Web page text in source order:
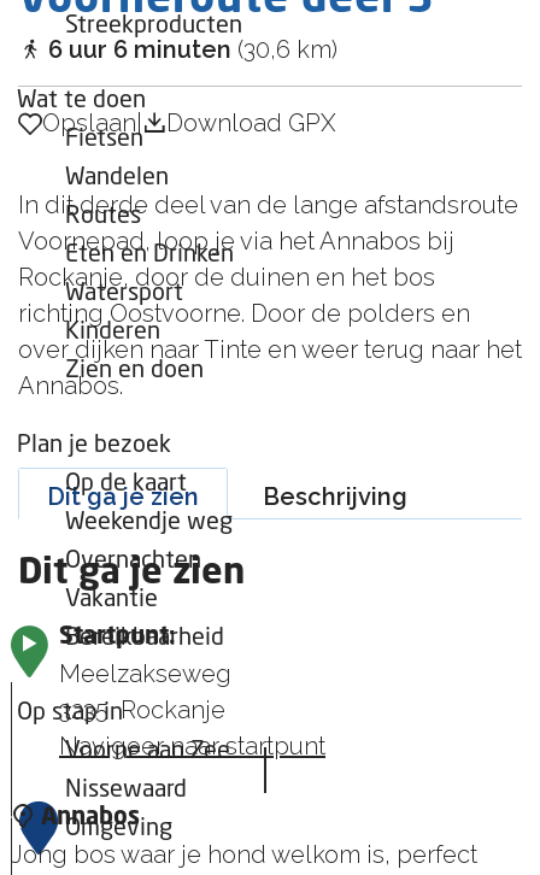
e
p
a
g
Streekproducten
Wat te doen
Fietsen
Wandelen
Routes
Eten en Drinken
Watersport
Kinderen
Zien en doen
Plan je bezoek
Op de kaart
Weekendje weg
Overnachten
Vakantie
Bereikbaarheid
Op stap in
Voorne aan Zee
Nissewaard
Omgeving
s
s
k
s
a
r
e
a
h
C
l
u
b
r
e
e
d
e
W
a
t
e
r
r
u
m
T
e
l
l
a
p
l
i
l
D
e
M
e
d
r
n
6 uur 6 minuten (30,6 km)
Opslaan
Opslaan Download GPX
In dit derde deel van de lange afstandsroute
Voornepad, loop je via het Annabos bij
Rockanje, door de duinen en het bos
richting Oostvoorne. Door de polders en
over dijken naar Tinte en weer terug naar het
Annabos.
Dit ga je zien Beschrijving
Dit ga je zien
Startpunt:
Meelzakseweg
3235 Rockanje
Navigeer naar startpunt
1 Annabos
Jong bos waar je hond welkom is, perfect